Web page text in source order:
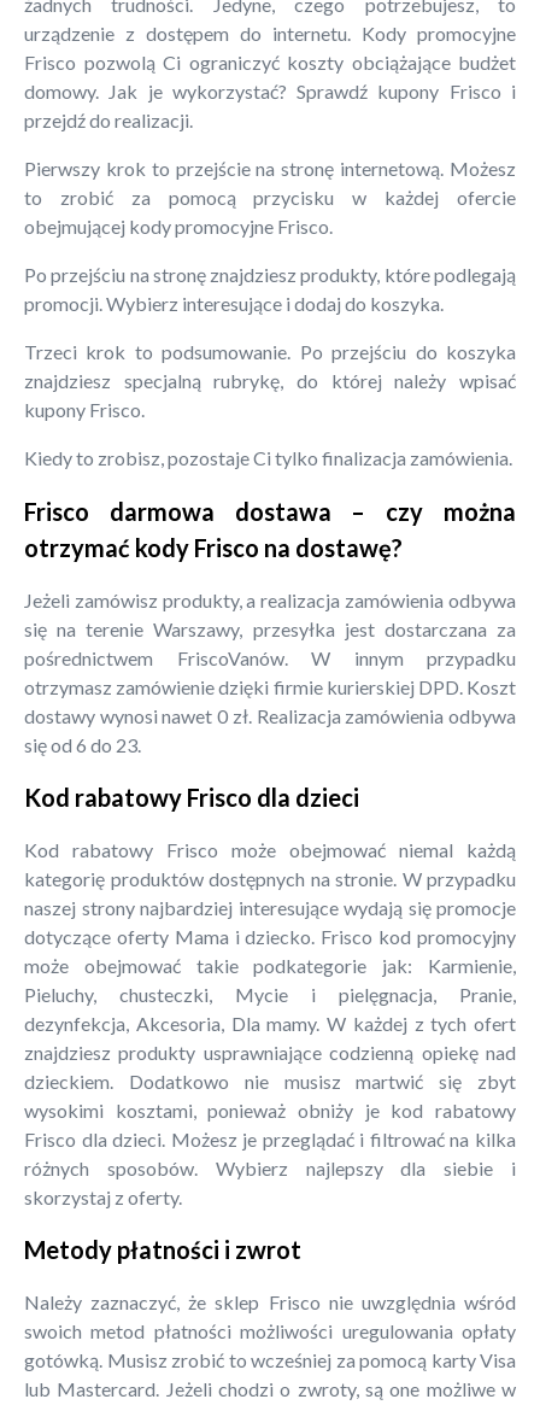
żadnych trudności. Jedyne, czego potrzebujesz, to
urządzenie z dostępem do internetu. Kody promocyjne
Frisco pozwolą Ci ograniczyć koszty obciążające budżet
domowy. Jak je wykorzystać? Sprawdź kupony Frisco i
przejdź do realizacji.
Pierwszy krok to przejście na stronę internetową. Możesz
to zrobić za pomocą przycisku w każdej ofercie
obejmującej kody promocyjne Frisco.
Po przejściu na stronę znajdziesz produkty, które podlegają
promocji. Wybierz interesujące i dodaj do koszyka.
Trzeci krok to podsumowanie. Po przejściu do koszyka
znajdziesz specjalną rubrykę, do której należy wpisać
kupony Frisco.
Kiedy to zrobisz, pozostaje Ci tylko finalizacja zamówienia.
Frisco darmowa dostawa – czy można
otrzymać kody Frisco na dostawę?
Jeżeli zamówisz produkty, a realizacja zamówienia odbywa
się na terenie Warszawy, przesyłka jest dostarczana za
pośrednictwem FriscoVanów. W innym przypadku
otrzymasz zamówienie dzięki firmie kurierskiej DPD. Koszt
dostawy wynosi nawet 0 zł. Realizacja zamówienia odbywa
się od 6 do 23.
Kod rabatowy Frisco dla dzieci
Kod rabatowy Frisco może obejmować niemal każdą
kategorię produktów dostępnych na stronie. W przypadku
naszej strony najbardziej interesujące wydają się promocje
dotyczące oferty Mama i dziecko. Frisco kod promocyjny
może obejmować takie podkategorie jak: Karmienie,
Pieluchy, chusteczki, Mycie i pielęgnacja, Pranie,
dezynfekcja, Akcesoria, Dla mamy. W każdej z tych ofert
znajdziesz produkty usprawniające codzienną opiekę nad
dzieckiem. Dodatkowo nie musisz martwić się zbyt
wysokimi kosztami, ponieważ obniży je kod rabatowy
Frisco dla dzieci. Możesz je przeglądać i filtrować na kilka
różnych sposobów. Wybierz najlepszy dla siebie i
skorzystaj z oferty.
Metody płatności i zwrot
Należy zaznaczyć, że sklep Frisco nie uwzględnia wśród
swoich metod płatności możliwości uregulowania opłaty
gotówką. Musisz zrobić to wcześniej za pomocą karty Visa
lub Mastercard. Jeżeli chodzi o zwroty, są one możliwe w